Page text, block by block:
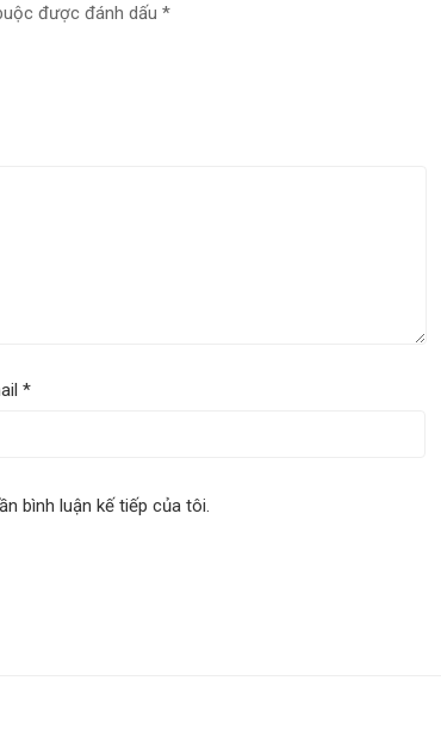
được đánh dấu *
*
bình luận kế tiếp của tôi.